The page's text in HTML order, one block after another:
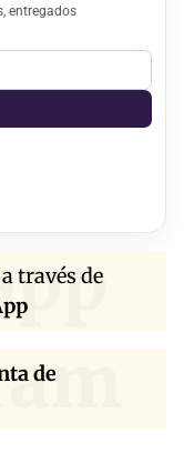
entregados
través de
de